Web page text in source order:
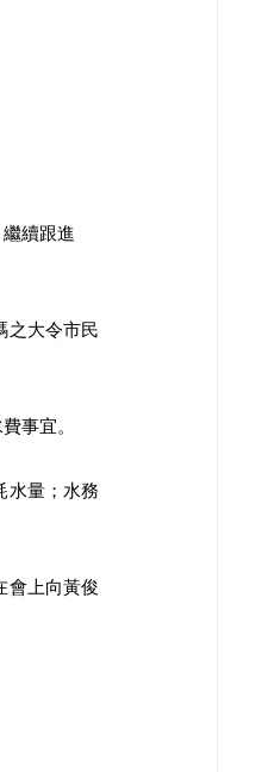
續跟進
之大令市民
事宜。
水量；水務
會上向黃俊